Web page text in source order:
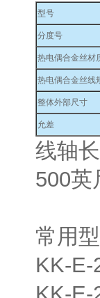
型号
分度号
热电偶合金丝材
热电偶合金丝线
整体外部尺寸
允差
线轴
500英
常用
KK-E-